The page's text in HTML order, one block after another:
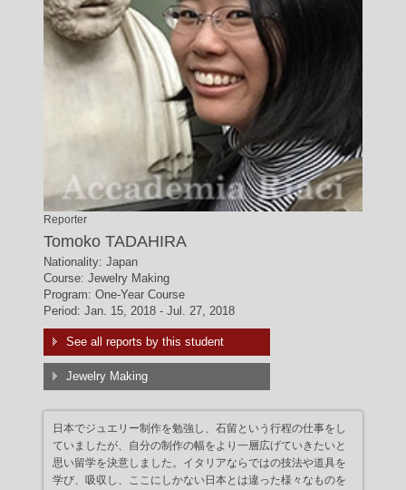
Reporter
Tomoko TADAHIRA
Nationality: Japan
Course: Jewelry Making
Program: One-Year Course
Period: Jan. 15, 2018 - Jul. 27, 2018
See all reports by this student
Jewelry Making
日本でジュエリー制作を勉強し、石留という行程の仕事をし
ていましたが、自分の制作の幅をより一層広げていきたいと
思い留学を決意しました。イタリアならではの技法や道具を
学び、吸収し、ここにしかない日本とは違った様々なものを